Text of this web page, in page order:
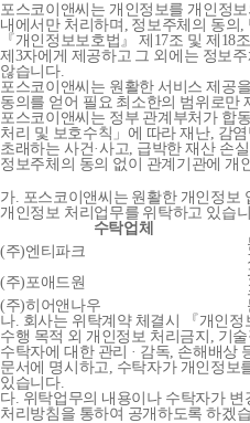
포스코이앤씨는 개인정보를 개인정
내에서만 처리하며, 정보주체의 동의,
『개인정보보호법』 제17조 및 제18
제3자에게 제공하고 그 외에는 정보
않습니다.
포스코이앤씨는 원활한 서비스 제공
동의를 얻어 필요 최소한의 범위로만
포스코이앤씨는 정부 관계부처가 합
처리 및 보호수칙」에 따라 재난, 감
초래하는 사건·사고, 급박한 재산 손
정보주체의 동의 없이 관계기관에 개
가. 포스코이앤씨는 원활한 개인정보
개인정보 처리업무를 위탁하고 있습
수탁업체
(주)엔티파크
(주)포애드원
(주)히어앤나우
나. 회사는 위탁계약 체결시 『개인
수행 목적 외 개인정보 처리금지, 기
수탁자에 대한 관리 · 감독, 손해배상
문서에 명시하고, 수탁자가 개인정보
있습니다.
다. 위탁업무의 내용이나 수탁자가
처리방침을 통하여 공개하도록 하겠